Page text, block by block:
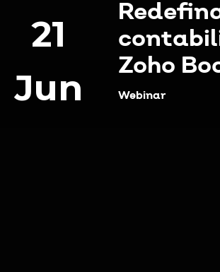
21
Jun
Zoho
Webinar